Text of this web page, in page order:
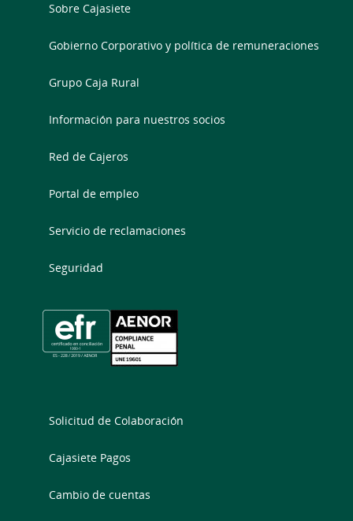
Sobre Cajasiete
Gobierno Corporativo y política de remuneraciones
Grupo Caja Rural
Información para nuestros socios
Red de Cajeros
Portal de empleo
Servicio de reclamaciones
Seguridad
Solicitud de Colaboración
Cajasiete Pagos
Cambio de cuentas